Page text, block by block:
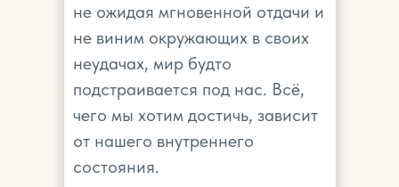
не ожидая мгновенной отдачи и
не виним окружающих в своих
неудачах, мир будто
подстраивается под нас. Всё,
чего мы хотим достичь, зависит
от нашего внутреннего
состояния.